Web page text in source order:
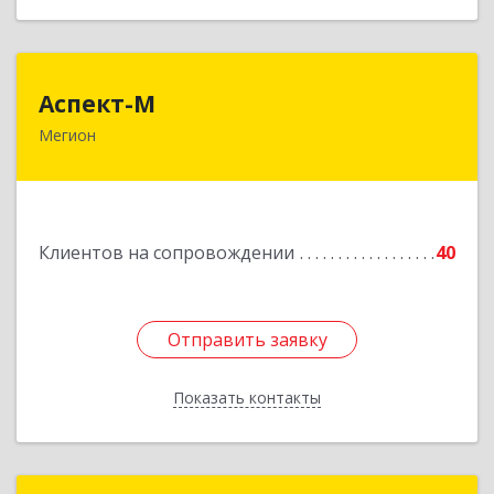
Аспект-М
Мегион
Клиентов на сопровождении 40
Отправить заявку
Показать контакты
628681, Ханты-Мансийский Автономный округ
Отправить заявку
Назад